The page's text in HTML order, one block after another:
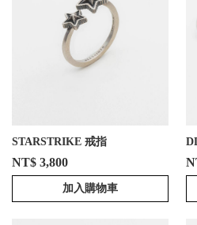
STARSTRIKE 戒指
NT$ 3,800
加入購物車